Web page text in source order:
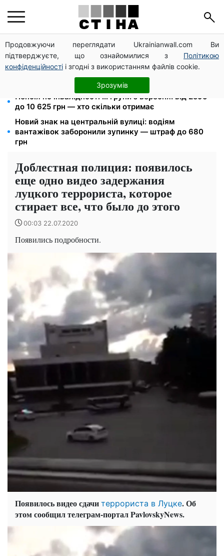
Продовжуючи переглядати Ukrainianwall.com Ви
підтверджуєте, що ознайомилися з Політикою
конфіденційності і згодні з використанням файлів cookie.
Зрозумів
125 грн за куб води: закон №4777 запустив подвійне
подорожчання тарифів у регіонах
Дефіцит товарів у Фора: рф знищила склади із
запасами продукції
Пенсія по інвалідності III групи з вересня: від 2595
до 10 625 грн — хто скільки отримає
Новий знак на центральній вулиці: водіям
вантажівок заборонили зупинку — штраф до 680
грн
Доблестная полиция: появилось
еще одно видео задержания
луцкого террориста, которое
стирает все, что было до этого
00:03 22.07.2020
Появились подробности.
Появилось видео сдачи террориста в Луцке. Об
этом сообщил телеграм-портал PavlovskyNews.